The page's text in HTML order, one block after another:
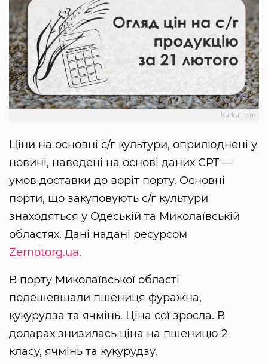
Kurkul.com
Ціни на основні с/г культури, оприлюднені у
новині, наведені на основі даних CPT —
умов доставки до воріт порту. Основні
порти, що закуповують с/г культури
знаходяться у Одеській та Миколаївській
областях. Дані надані ресурсом
Zernotorg.ua.
В порту Миколаївської області
подешевшали пшениця фуражна,
кукурудза та ячмінь. Ціна сої зросла. В
доларах знизилась ціна на пшеницю 2
класу, ячмінь та кукурудзу.